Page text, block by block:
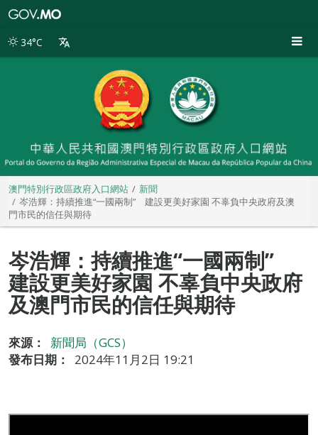
別
34°C
澳門特別行政區政府入口網站
新聞
岑浩輝：持續推進“一國兩制” 建設更美好家園 不辜負中央政府及澳
門市民的信任與期待
岑浩輝：持續推進“一國兩制”
建設更美好家園 不辜負中央政府
及澳門市民的信任與期待
來源：
新聞局（GCS）
發布日期：
2024年11月2日 19:21